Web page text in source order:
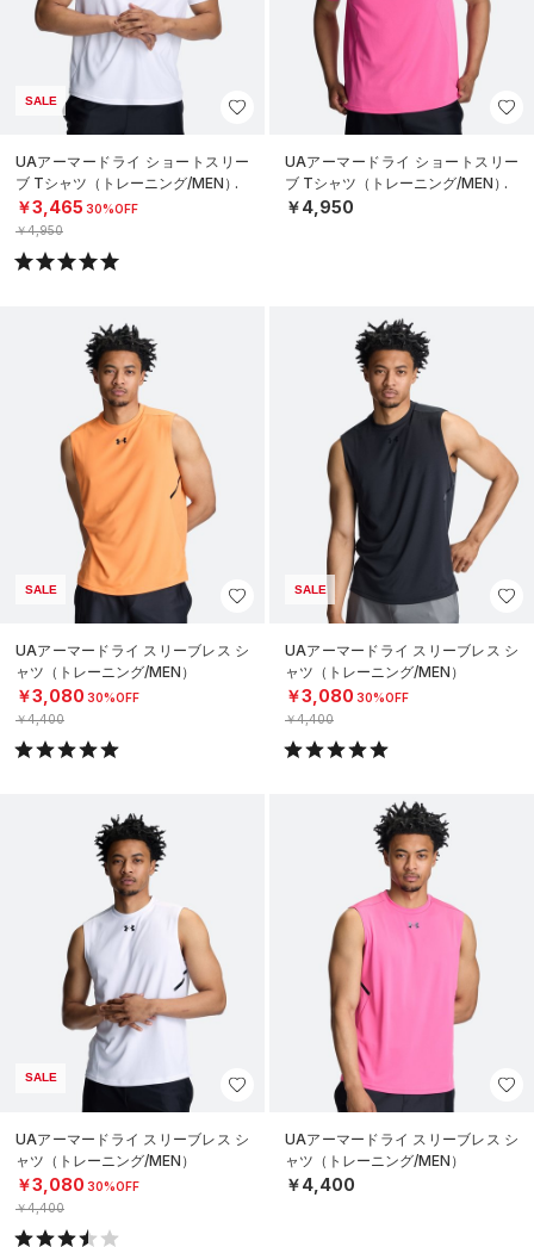
SALE
UAアーマードライ ショートスリー
ブ Tシャツ（トレーニング/MEN）
￥3,465 30%OFF
￥4,950
UAアーマードライ ショートスリー
ブ Tシャツ（トレーニング/MEN）
￥4,950
SALE
UAアーマードライ スリーブレス シ
ャツ（トレーニング/MEN）
￥3,080 30%OFF
￥4,400
SALE
UAアーマードライ スリーブレス シ
ャツ（トレーニング/MEN）
￥3,080 30%OFF
￥4,400
SALE
UAアーマードライ スリーブレス シ
ャツ（トレーニング/MEN）
￥3,080 30%OFF
￥4,400
UAアーマードライ スリーブレス シ
ャツ（トレーニング/MEN）
￥4,400